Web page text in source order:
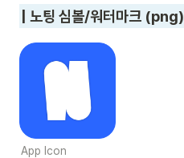
| 노팅 심볼/워터마크 (png)
App Icon